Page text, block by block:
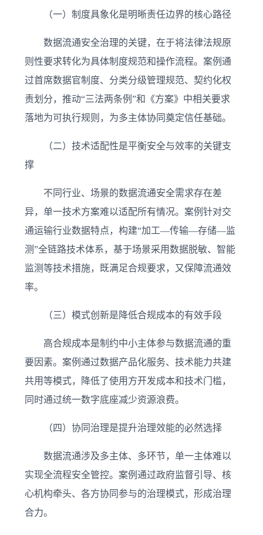
（一）制度具象化是明晰责任边界的核心路径
数据流通安全治理的关键，在于将法律法规原
则性要求转化为具体制度规范和操作流程。案例通
过首席数据官制度、分类分级管理规范、契约化权
责划分，推动“三法两条例”和《方案》中相关要求
落地为可执行规则，为多主体协同奠定信任基础。
（二）技术适配性是平衡安全与效率的关键支
撑
不同行业、场景的数据流通安全需求存在差
异，单一技术方案难以适配所有情况。案例针对交
通运输行业数据特点，构建“加工—传输—存储—监
测”全链路技术体系，基于场景采用数据脱敏、智能
监测等技术措施，既满足合规要求，又保障流通效
率。
（三）模式创新是降低合规成本的有效手段
高合规成本是制约中小主体参与数据流通的重
要因素。案例通过数据产品化服务、技术能力共建
共用等模式，降低了使用方开发成本和技术门槛，
同时通过统一数字底座减少资源浪费。
（四）协同治理是提升治理效能的必然选择
数据流通涉及多主体、多环节，单一主体难以
实现全流程安全管控。案例通过政府监督引导、核
心机构牵头、各方协同参与的治理模式，形成治理
合力。